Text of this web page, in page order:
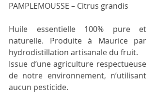
PAMPLEMOUSSE – Citrus grandis
Huile essentielle 100% pure et
naturelle. Produite à Maurice par
hydrodistillation artisanale du fruit.
Issue d’une agriculture respectueuse
de notre environnement, n’utilisant
aucun pesticide.